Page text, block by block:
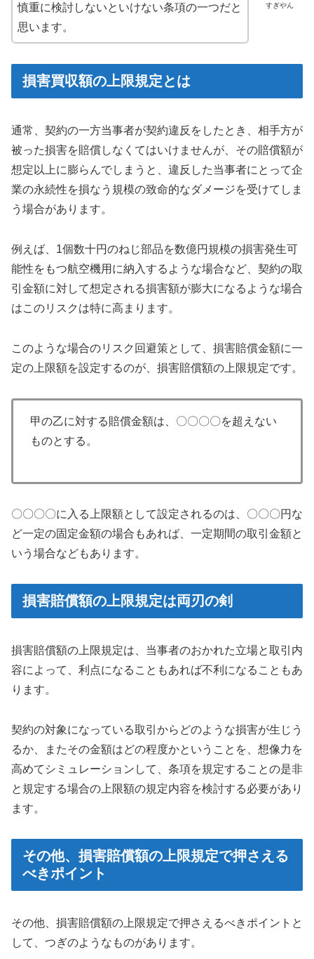
すぎやん
慎重に検討しないといけない条項の一つだと
思います。
損害買収額の上限規定とは
通常、契約の一方当事者が契約違反をしたとき、相手方が
被った損害を賠償しなくてはいけませんが、その賠償額が
想定以上に膨らんでしまうと、違反した当事者にとって企
業の永続性を損なう規模の致命的なダメージを受けてしま
う場合があります。
例えば、1個数十円のねじ部品を数億円規模の損害発生可
能性をもつ航空機用に納入するような場合など、契約の取
引金額に対して想定される損害額が膨大になるような場合
はこのリスクは特に高まります。
このような場合のリスク回避策として、損害賠償金額に一
定の上限額を設定するのが、損害賠償額の上限規定です。
甲の乙に対する賠償金額は、〇〇〇〇を超えない
ものとする。
〇〇〇〇に入る上限額として設定されるのは、〇〇〇円な
ど一定の固定金額の場合もあれば、一定期間の取引金額と
いう場合などもあります。
損害賠償額の上限規定は両刃の剣
損害賠償額の上限規定は、当事者のおかれた立場と取引内
容によって、利点になることもあれば不利になることもあ
ります。
契約の対象になっている取引からどのような損害が生じう
るか、またその金額はどの程度かということを、想像力を
高めてシミュレーションして、条項を規定することの是非
と規定する場合の上限額の規定内容を検討する必要があり
ます。
その他、損害賠償額の上限規定で押さえる
べきポイント
その他、損害賠償額の上限規定で押さえるべきポイントと
して、つぎのようなものがあります。